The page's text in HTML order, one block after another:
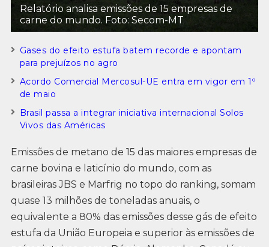
Relatório analisa emissões de 15 empresas de
carne do mundo. Foto: Secom-MT
Gases do efeito estufa batem recorde e apontam
para prejuízos no agro
Acordo Comercial Mercosul-UE entra em vigor em 1º
de maio
Brasil passa a integrar iniciativa internacional Solos
Vivos das Américas
Emissões de metano de 15 das maiores empresas de
carne bovina e laticínio do mundo, com as
brasileiras JBS e Marfrig no topo do ranking, somam
quase 13 milhões de toneladas anuais, o
equivalente a 80% das emissões desse gás de efeito
estufa da União Europeia e superior às emissões de